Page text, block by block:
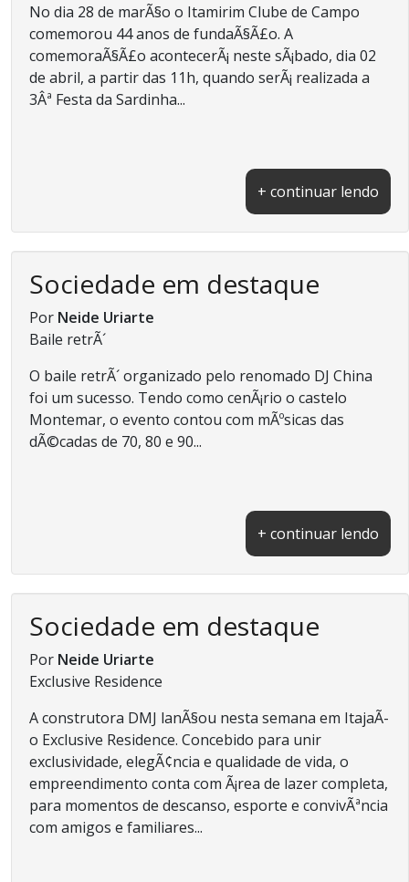
No dia 28 de marÃ§o o Itamirim Clube de Campo
comemorou 44 anos de fundaÃ§Ã£o. A
comemoraÃ§Ã£o acontecerÃ¡ neste sÃ¡bado, dia 02
de abril, a partir das 11h, quando serÃ¡ realizada a
3Âª Festa da Sardinha...
+ continuar lendo
Sociedade em destaque
Por Neide Uriarte
Baile retrÃ´
O baile retrÃ´ organizado pelo renomado DJ China
foi um sucesso. Tendo como cenÃ¡rio o castelo
Montemar, o evento contou com mÃºsicas das
dÃ©cadas de 70, 80 e 90...
+ continuar lendo
Sociedade em destaque
Por Neide Uriarte
Exclusive Residence
A construtora DMJ lanÃ§ou nesta semana em ItajaÃ­
o Exclusive Residence. Concebido para unir
exclusividade, elegÃ¢ncia e qualidade de vida, o
empreendimento conta com Ã¡rea de lazer completa,
para momentos de descanso, esporte e convivÃªncia
com amigos e familiares...